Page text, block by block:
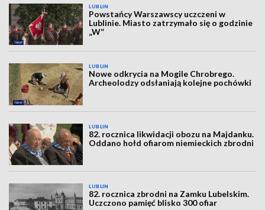
LUBLIN
Powstańcy Warszawscy uczczeni w
Lublinie. Miasto zatrzymało się o godzinie
„W”
LUBLIN
Nowe odkrycia na Mogile Chrobrego.
Archeolodzy odsłaniają kolejne pochówki
LUBLIN
82. rocznica likwidacji obozu na Majdanku.
Oddano hołd ofiarom niemieckich zbrodni
LUBLIN
82. rocznica zbrodni na Zamku Lubelskim.
Uczczono pamięć blisko 300 ofiar